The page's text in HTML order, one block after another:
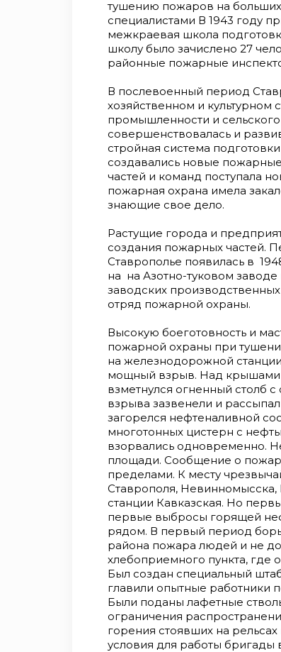
тушению пожаров на
специалистами В 1943 году
межкраевая школа
школу было зачислено 27
районные пожарные
В послевоенный период
хозяйственном и культурном
промышленности и
совершенствовалась и
стройная система
создавались новые
частей и команд поступала
пожарная охрана имела
знающие свое дело.
Растущие города и
создания пожарных частей.
Ставрополье появилась в
на на Азотно-туковом
заводских
отряд пожарной охраны.
Высокую боеготовность и
пожарной охраны при
на железнодорожной станции
мощный взрыв. Над крышами
взметнулся огненный столб
взрыва зазвенели и
загорелся нефтеналивной
многотонных цистерн с
взорвались одновременно.
площади. Сообщение о
пределами. К месту
Ставрополя,
станции Кавказская. Но
первые выбросы горящей
рядом. В первый период
района пожара людей и не
хлебоприемного пункта, где
Был создан специальный
главили опытные работники
Были поданы лафетные
ограничения
горения стоявших на
условия для работы бригады